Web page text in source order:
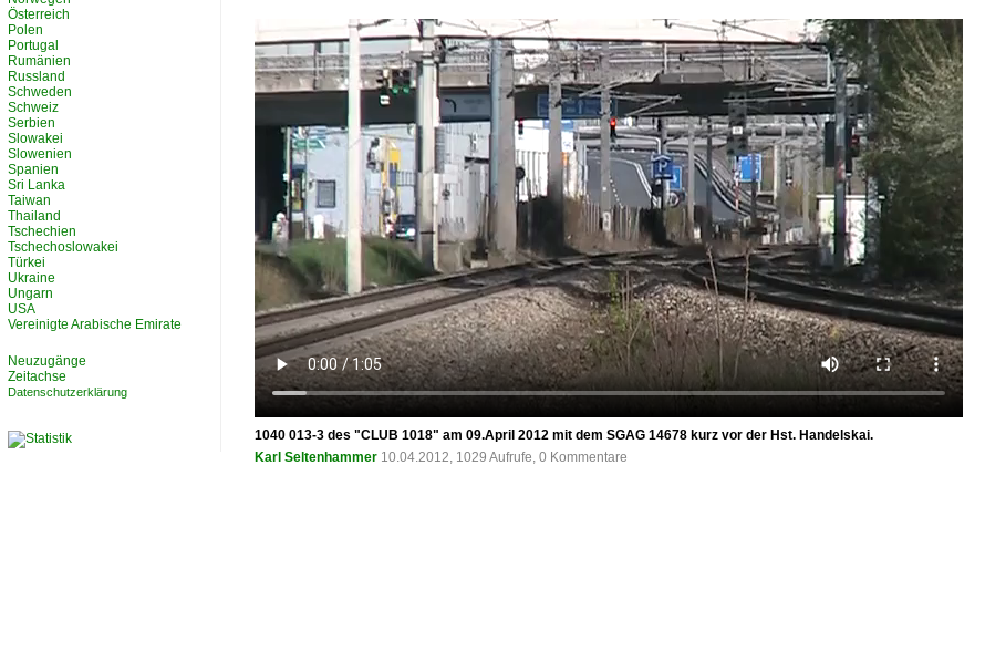
1040 013-3 des "CLUB 1018" am 09.April 2012 mit dem SGAG 14678 kurz vor der Hst. Handelskai.
Karl Seltenhammer 10.04.2012, 1029 Aufrufe, 0 Kommentare
Österreich
Polen
Portugal
Rumänien
Russland
Schweden
Schweiz
Serbien
Slowakei
Slowenien
Spanien
Sri Lanka
Taiwan
Thailand
Tschechien
Tschechoslowakei
Türkei
Ukraine
Ungarn
USA
Vereinigte Arabische Emirate
Neuzugänge
Zeitachse
Datenschutzerklärung